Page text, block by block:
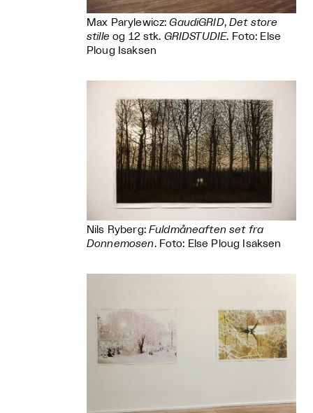
Max Parylewicz:GaudiGRID,Det store
stille og 12 stk. GRIDSTUDIE. Foto: Else
Ploug Isaksen
Nils Ryberg: Fuldmåneaften set fra
Donnemosen. Foto: Else Ploug Isaksen